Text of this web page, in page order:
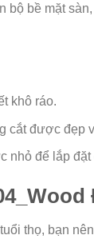
bộ bề mặt
khô ráo.
cắt được đẹp
nhỏ để lắp
thọ, bạn